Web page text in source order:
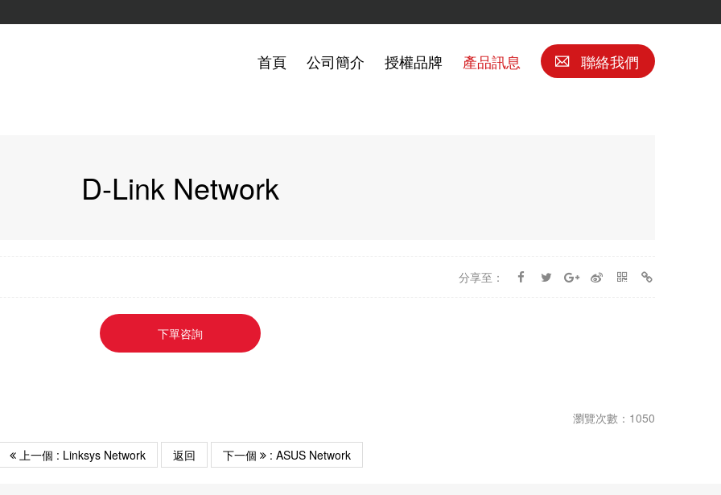
首頁 公司簡介 授權品牌 產品訊息 聯絡我們
D-Link Network
分享至：
下單咨詢
瀏覽次數：1050
上一個 : Linksys Network 返回 下一個 : ASUS Network